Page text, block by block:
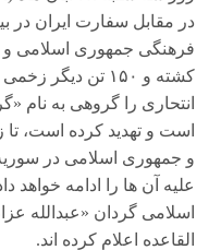
کشته و ۱۵۰ تن
انتحاری را گروهی به نام
است و تهدید کرده است، تا
و جمهوری اسلامی در
علیه آن ها را ادامه
اسلامی گردان «عبدالله
القاعده اعلام کرده اند.